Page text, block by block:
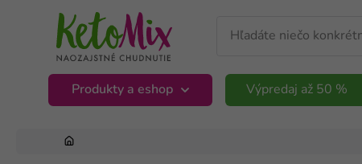
Produkty a eshop Výpredaj až 50 %